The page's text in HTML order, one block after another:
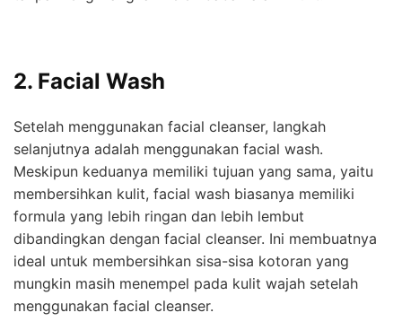
2. Facial Wash
Setelah menggunakan facial cleanser, langkah
selanjutnya adalah menggunakan facial wash.
Meskipun keduanya memiliki tujuan yang sama, yaitu
membersihkan kulit, facial wash biasanya memiliki
formula yang lebih ringan dan lebih lembut
dibandingkan dengan facial cleanser. Ini membuatnya
ideal untuk membersihkan sisa-sisa kotoran yang
mungkin masih menempel pada kulit wajah setelah
menggunakan facial cleanser.